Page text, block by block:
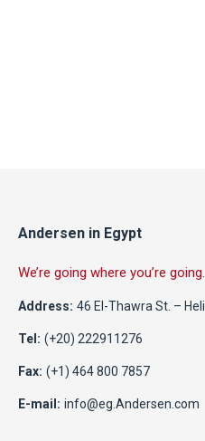
Andersen in Egypt
We’re going where you’re going.
Address: 46 El-Thawra St. –
Tel: (+20) 222911276
Fax: (+1) 464 800 7857
E-mail: info@eg.Andersen.com